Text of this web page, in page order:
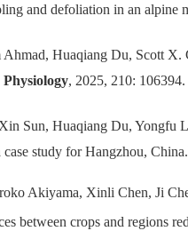
and defoliation in an alpine
Huaqiang Du, Scott X.
, 2025, 210: 106394.
Sun, Huaqiang Du, Yongfu
study for Hangzhou, China.
Akiyama, Xinli Chen, Ji
between crops and regions